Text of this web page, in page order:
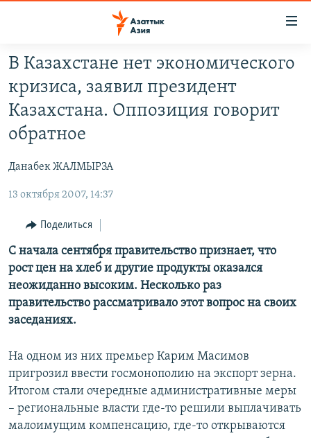
Вернуться
основному
содержанию
Вернутся
главной
навигации
Вернутся
поиску
КЫРГЫЗСТАН
НОВОСТИ
ВОЙНА В УКРАИНЕ
НА ДРУГИХ ЯЗЫКАХ
КЫРГЫЗЧА
ЎЗБЕКЧА
ТОҶИКӢ
TÜRKMENÇE
Все сайты РСЕ/РС
В Казахстане нет экономического
кризиса, заявил президент
Казахстана. Оппозиция говорит
обратное
Данабек ЖАЛМЫРЗА
13 октября 2007, 14:37
Поделиться
С начала сентября правительство признает, что
рост цен на хлеб и другие продукты оказался
неожиданно высоким. Несколько раз
правительство рассматривало этот вопрос на своих
заседаниях.
На одном из них премьер Карим Масимов
пригрозил ввести госмонополию на экспорт зерна.
Итогом стали очередные административные меры
– региональные власти где-то решили выплачивать
малоимущим компенсацию, где-то открываются